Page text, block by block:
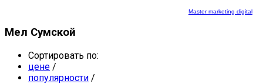
Master marketing digital
Мел Сумской
Сортировать по:
цене /
популярности /